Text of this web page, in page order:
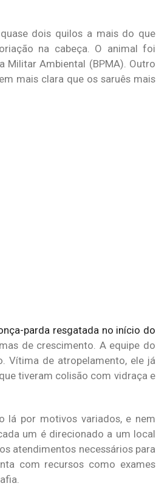
dois quilos a mais do que
na cabeça. O animal foi
Militar Ambiental (BPMA). Outro
mais clara que os saruês mais
parda resgatada no início do
de crescimento. A equipe do
Vítima de atropelamento, ele já
tiveram colisão com vidraça e
lá por motivos variados, e nem
um é direcionado a um local
atendimentos necessários para
com recursos como exames